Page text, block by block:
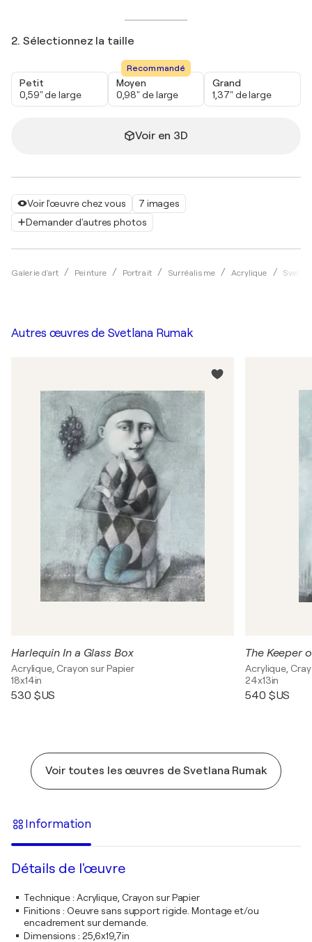
Voir l'œuvre chez vous
7 images
Demander d'autres photos
Galerie d'art Peinture Portrait Surréalisme Acrylique
2. Sélectionnez la taille
Petit
0,59" de large
Recommandé
Moyen
0,98" de large
Grand
1,37" de large
Voir en 3D
Autres œuvres de Svetlana Rumak
Harlequin In a Glass Box
Acrylique, Crayon sur Papier
18x14in
530 $US
The Keeper
Acrylique,
24x13in
540 $US
Voir toutes les œuvres de Svetlana Rumak
Information
Détails de l'œuvre
Technique: Acrylique, Crayon sur Papier
Finitions : Oeuvre sans support rigide. Montage et/ou
encadrement sur demande.
Dimensions : 25,6x19,7in